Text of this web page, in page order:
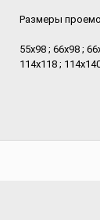
Размеры
55х98 ; 66х98 ;
114х118 ;